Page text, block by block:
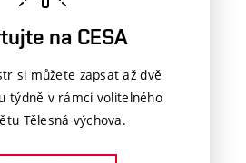
na CESA
si můžete zapsat až dvě
týdně v rámci volitelného
Tělesná výchova.